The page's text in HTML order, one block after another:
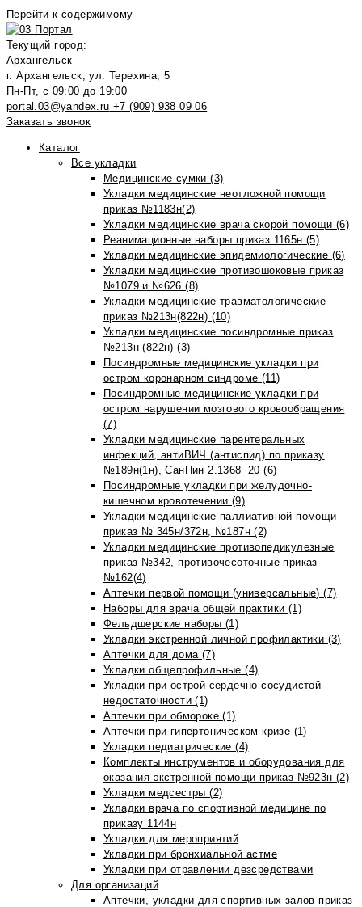
Перейти к содержимому
Текущий город:
Архангельск
г. Архангельск, ул. Терехина, 5
Пн-Пт, с 09:00 до 19:00
portal.03@yandex.ru +7 (909) 938 09 06
Заказать звонок
Каталог
Все укладки
Медицинские сумки (3)
Укладки медицинские неотложной помощи
приказ №1183н(2)
Укладки медицинские врача скорой помощи (6)
Реанимационные наборы приказ 1165н (5)
Укладки медицинские эпидемиологические (6)
Укладки медицинские противошоковые приказ
№1079 и №626 (8)
Укладки медицинские травматологические
приказ №213н(822н) (10)
Укладки медицинские посиндромные приказ
№213н (822н) (3)
Посиндромные медицинские укладки при
остром коронарном синдроме (11)
Посиндромные медицинские укладки при
остром нарушении мозгового кровообращения
(7)
Укладки медицинские парентеральных
инфекций, антиВИЧ (антиспид) по приказу
№189н(1н), СанПин 2.1368−20 (6)
Посиндромные укладки при желудочно-
кишечном кровотечении (9)
Укладки медицинские паллиативной помощи
приказ № 345н/372н, №187н (2)
Укладки медицинские противопедикулезные
приказ №342, противочесоточные приказ
№162(4)
Аптечки первой помощи (универсальные) (7)
Наборы для врача общей практики (1)
Фельдшерские наборы (1)
Укладки экстренной личной профилактики (3)
Аптечки для дома (7)
Укладки общепрофильные (4)
Укладки при острой сердечно-сосудистой
недостаточности (1)
Аптечки при обмороке (1)
Аптечки при гипертоническом кризе (1)
Укладки педиатрические (4)
Комплекты инструментов и оборудования для
оказания экстренной помощи приказ №923н (2)
Укладки медсестры (2)
Укладки врача по спортивной медицине по
приказу 1144н
Укладки для мероприятий
Укладки при бронхиальной астме
Укладки при отравлении дезсредствами
Для организаций
Аптечки, укладки для спортивных залов приказ